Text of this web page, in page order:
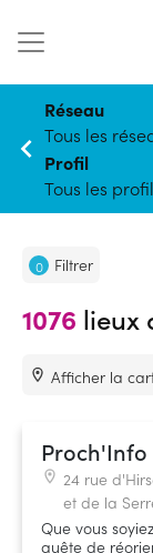
Réseau
Tous les
Profil
Tous les
0 Filtrer
1076 lieux
Afficher la
Proch'Info
24 rue
et de la
Que vous
quête de